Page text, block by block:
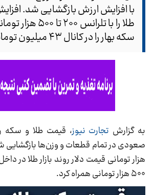
با افزایش ارزش بازگشایی شد.
طلا را با تلرانس
سکه بهار را در کانال ۴۳ میلیون تومانی نشاند.
به گزارش تجارت نیوز، قیمت طلا و سکه
صعودی در تمام قطعات و وزن‌ها بازگشایی
۵۰۰ هزار تومانی همراه کرد.